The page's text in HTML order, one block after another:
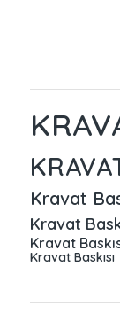
Kravat
Kravat
Kravat
Kravat Baskısı